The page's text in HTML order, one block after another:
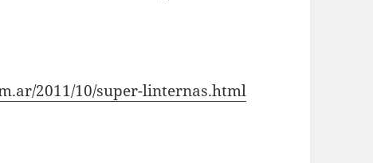
2011/10/super-linternas.html